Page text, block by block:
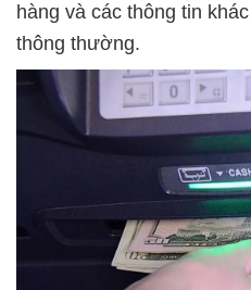
hàng và các thông tin
thông thường.